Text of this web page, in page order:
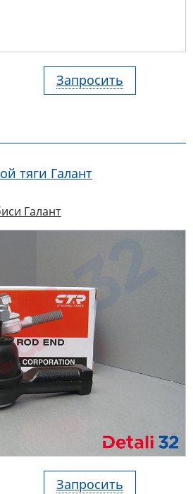
Запросить
тяги Галант
Галант
Запросить